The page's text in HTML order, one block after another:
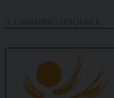
IL CAMMINO SINODALE